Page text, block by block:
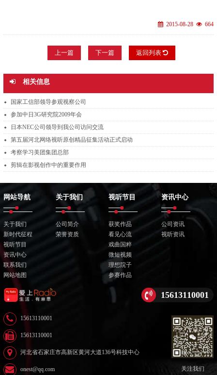
2015-08-28 664
上一篇 下一篇 返回列表
相关信息
国家工信部领导参观视察公司
参加中日3G研究院2009年会
日本NEC公司领导到我公司访问交流
第五届河北网络视听原创精品征集活动正式启动
考察学习美团集团总部
剪辑在影视创作中的重要作用
网站导航
关于我们
新时代征程
视听节目
资讯中心
联系我们
网站地图
关于我们
公司简介
荣誉资质
视听节目
获奖作品
看见心流
戏曲国粹
微短视频
理想院子
参赛作品
资讯中心
公司资讯
视听资讯
15613110001
15613110001
15613110001
河北省石家庄市高新区黄河大道136号科技中心
onest@qq.com 关注我们